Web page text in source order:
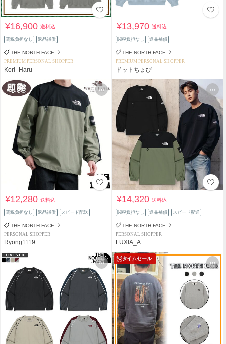
¥16,900送料込
関税負担なし 返品補償
THE NORTH FACE
PREMIUM PERSONAL SHOPPER
Kori_Haru
¥13,970送料込
関税負担なし 返品補償
THE NORTH FACE
PREMIUM PERSONAL SHOPPER
ドットちょび
¥12,280送料込
関税負担なし 返品補償 スピード配送
THE NORTH FACE
PERSONAL SHOPPER
Ryong1119
¥14,320送料込
関税負担なし 返品補償 スピード配送
THE NORTH FACE
PERSONAL SHOPPER
LUXIA_A
タイムセール